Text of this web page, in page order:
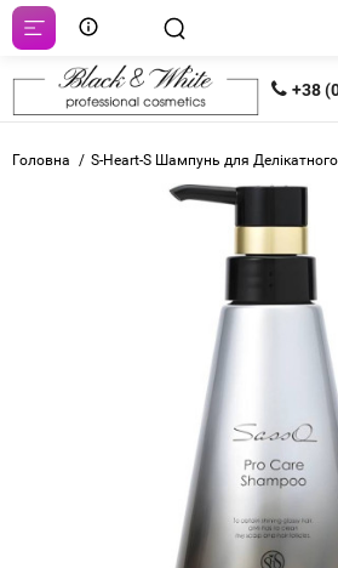
+38
Головна S-Heart-S Шампунь для